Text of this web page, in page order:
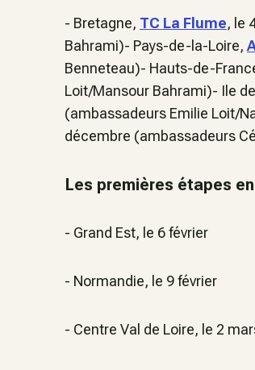
- Bretagne, TC La Flume, le
Bahrami)- Pays-de-la-Loire,
Benneteau)- Hauts-de-
Loit/Mansour Bahrami)- Ile
(ambassadeurs Emilie Loit/
décembre (ambassadeurs
Les premières étapes
- Grand Est, le 6 février
- Normandie, le 9 février
- Centre Val de Loire, le 2